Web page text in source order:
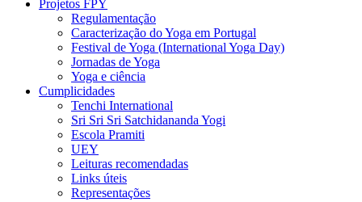
Projetos FPY
Regulamentação
Caracterização do Yoga em Portugal
Festival de Yoga (International Yoga Day)
Jornadas de Yoga
Yoga e ciência
Cumplicidades
Tenchi International
Sri Sri Sri Satchidananda Yogi
Escola Pramiti
UEY
Leituras recomendadas
Links úteis
Representações